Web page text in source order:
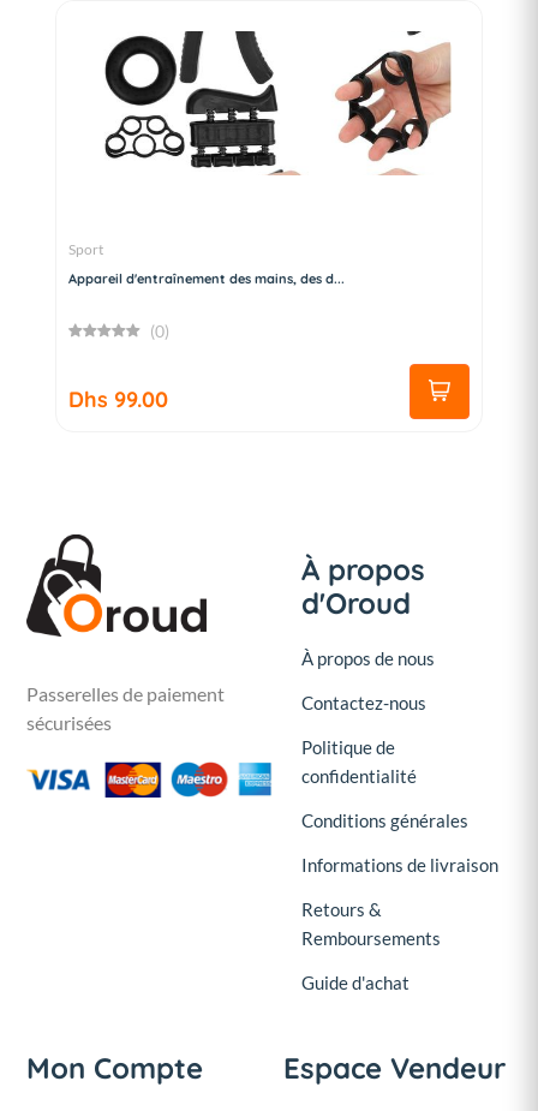
Sport
Appareil d'entraînement des mains, des d...
(0)
Dhs 99.00
Passerelles de paiement
sécurisées
À propos
d'Oroud
À propos de nous
Contactez-nous
Politique de
confidentialité
Conditions générales
Informations de livraison
Retours &
Remboursements
Guide d'achat
Mon Compte Espace Vendeur